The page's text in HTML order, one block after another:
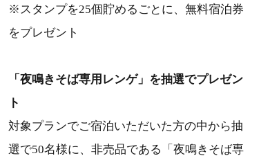
※スタンプを25個貯めるごとに、無料宿泊券
をプレゼント
「夜鳴きそば専用レンゲ」を抽選でプレゼン
ト
対象プランでご宿泊いただいた方の中から抽
選で50名様に、非売品である「夜鳴きそば専